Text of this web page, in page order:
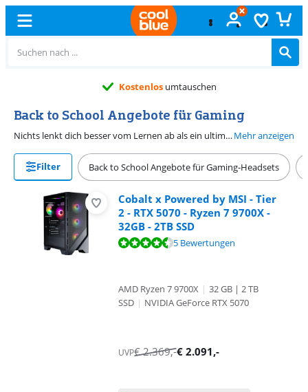
Kostenlos umtauschen
Back to School Angebote für Gaming
Nichts lenkt dich besser vom Lernen ab als ein ultimatives Gaming-Setup. Während der Back to School Angebote für Gaming findest du hier vom 10. August bis zum 6. September 2026 die besten Angebote, die dir absolut nicht bei deinem Studium helfen. Dazu gehören zum Beispiel hochmoderne Lenkräder und tragbare Konsolen, die dich nächtelang wachhalten. Nicht zu vergessen, die bequemen Gaming-Stühle, die dafür sorgen, dass du stundenlang zockst, ohne dabei auch nur ein einziges Buch aufzuschlagen. Natürlich ist ein gutes Gaming-Setup genau das, was du brauchst, um effizient zu "lernen". Brauchst du zusätzliche Hilfe bei der Auswahl deiner Ablenkung? Dann nutze die Entscheidungshilfe oder die Filter auf der Seite.Mehr anzeigen
Filter Back to School Angebote für Gaming-Headsets
Cobalt x Powered by MSI - Tier
2 - RTX 5070 - Ryzen 7 9700X -
32GB - 2TB SSD
Bewertet mit 9,0 von 10, basierend auf 5 Bewertungen.
5 Bewertungen
AMD Ryzen 7 9700X | 32 GB | 2 TB
SSD | NVIDIA GeForce RTX 5070
UVP€2.369,-€ 2.091,-